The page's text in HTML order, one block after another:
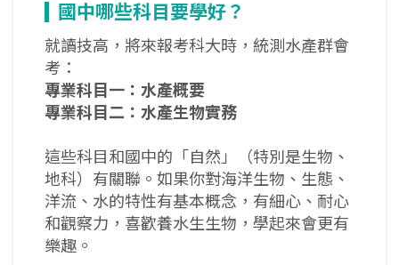
國中哪些科目要學好？
就讀技高，將來報考科大時，統測水產群會
考：
專業科目一：水產概要
專業科目二：水產生物實務
這些科目和國中的「自然」（特別是生物、
地科）有關聯。如果你對海洋生物、生態、
洋流、水的特性有基本概念，有細心、耐心
和觀察力，喜歡養水生生物，學起來會更有
樂趣。